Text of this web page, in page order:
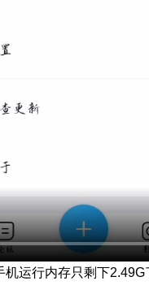
机运行内存只剩下2.49G